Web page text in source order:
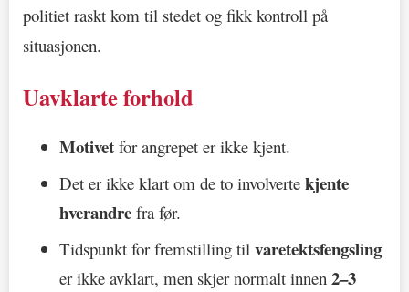
politiet raskt kom til stedet og fikk kontroll på
situasjonen.
Uavklarte forhold
Motivet for angrepet er ikke kjent.
Det er ikke klart om de to involverte kjente
hverandre fra før.
Tidspunkt for fremstilling til varetektsfengsling
er ikke avklart, men skjer normalt innen 2–3